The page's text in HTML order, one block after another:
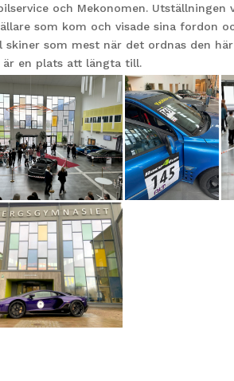
och Mekonomen.
som kom och visade sina fordon
skiner som mest när det ordnas den
är en plats att längta till.